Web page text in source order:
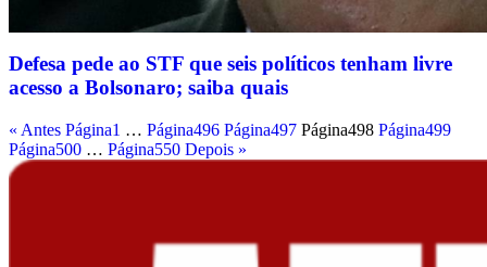
Defesa pede ao STF que seis políticos tenham livre
acesso a Bolsonaro; saiba quais
« Antes Página1 … Página496 Página497 Página498 Página499
Página500 … Página550 Depois »